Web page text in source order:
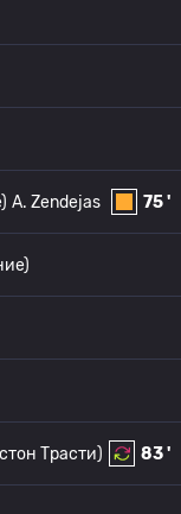
75 '
A. Zendejas
83 '
Трасти)